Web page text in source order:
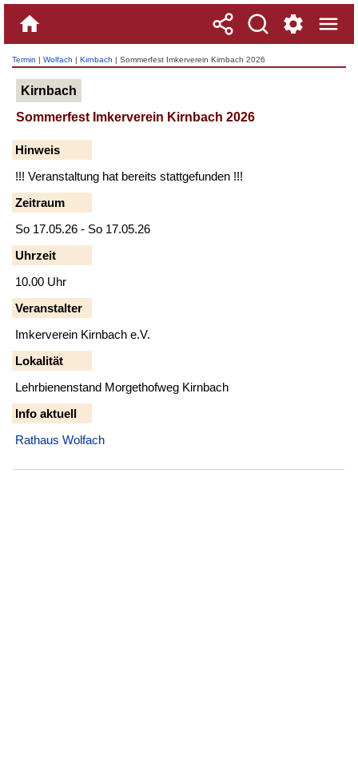
Termin | Wolfach | Kirnbach | Sommerfest Imkerverein Kirnbach 2026
Kirnbach
Sommerfest Imkerverein Kirnbach 2026
Hinweis
!!! Veranstaltung hat bereits stattgefunden !!!
Zeitraum
So 17.05.26 - So 17.05.26
Uhrzeit
10.00 Uhr
Veranstalter
Imkerverein Kirnbach e.V.
Lokalität
Lehrbienenstand Morgethofweg Kirnbach
Info aktuell
Rathaus Wolfach